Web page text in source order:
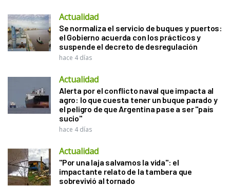
Actualidad
Se normaliza el servicio de buques y puertos:
el Gobierno acuerda con los prácticos y
suspende el decreto de desregulación
hace 4 días
Actualidad
Alerta por el conflicto naval que impacta al
agro: lo que cuesta tener un buque parado y
el peligro de que Argentina pase a ser "país
sucio"
hace 4 días
Actualidad
"Por una laja salvamos la vida": el
impactante relato de la tambera que
sobrevivió al tornado